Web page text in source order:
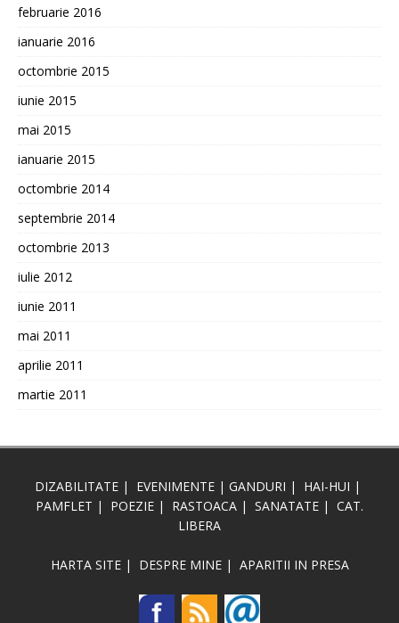
februarie 2016
ianuarie 2016
octombrie 2015
iunie 2015
mai 2015
ianuarie 2015
octombrie 2014
septembrie 2014
octombrie 2013
iulie 2012
iunie 2011
mai 2011
aprilie 2011
martie 2011
DIZABILITATE | EVENIMENTE | GANDURI | HAI-HUI |
PAMFLET | POEZIE | RASTOACA | SANATATE | CAT.
LIBERA
HARTA SITE| DESPRE MINE| APARITII IN PRESA